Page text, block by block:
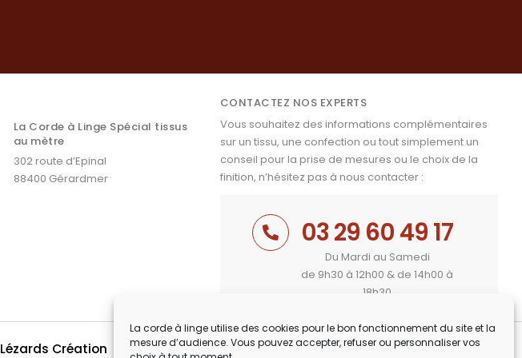
La corde à linge utilise des cookies pour le bon fonctionnement du site et la
mesure d’audience. Vous pouvez accepter, refuser ou personnaliser vos
La Corde à Linge Spécial tissus
au mètre
302 route d’Epinal
88400 Gérardmer
CONTACTEZ NOS EXPERTS
Vous souhaitez des informations complémentaires
sur un tissu, une confection ou tout simplement un
conseil pour la prise de mesures ou le choix de la
finition, n’hésitez pas à nous contacter :
03 29 60 49 17
Du Mardi au Samedi
de 9h30 à 12h00 & de 14h00 à
18h30
Lézards Création